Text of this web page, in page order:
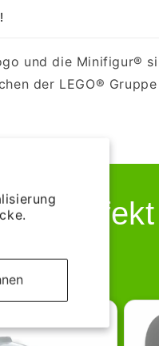
und die Minifigur®
der LEGO® Gruppe
–